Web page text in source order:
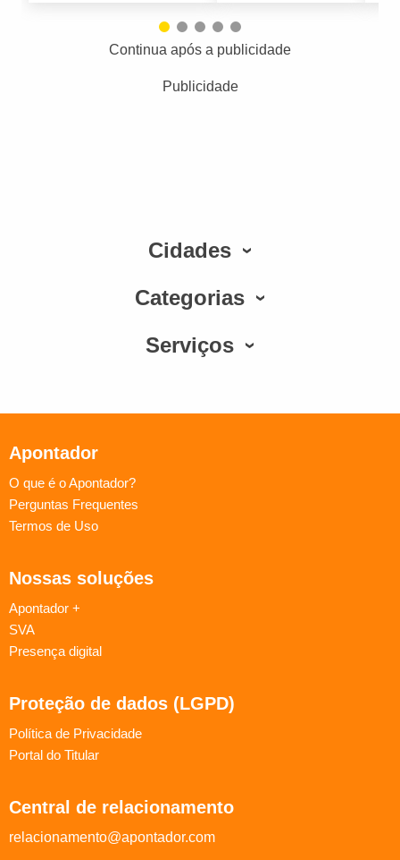
Continua após a publicidade
Publicidade
Cidades
Categorias
Serviços
Apontador
O que é o Apontador?
Perguntas Frequentes
Termos de Uso
Nossas soluções
Apontador +
SVA
Presença digital
Proteção de dados (LGPD)
Política de Privacidade
Portal do Titular
Central de relacionamento
relacionamento@apontador.com